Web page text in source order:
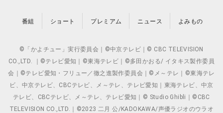
番組 ショート プレミアム ニュース よみもの
©「かよチュー」実行委員会｜©中京テレビ｜© CBC TELEVISION
CO.,LTD. ｜©テレビ愛知｜©東海テレビ｜©多田かおる/ イタキス製作委員
会｜©テレビ愛知・フリュー／徹之進製作委員会｜©メ～テレ｜©東海テレ
ビ、中京テレビ、CBCテレビ、メ～テレ、テレビ愛知｜東海テレビ、中京
テレビ、CBCテレビ、メ～テレ、テレビ愛知｜© Studio Ghibli｜©CBC
TELEVISION CO.,LTD.｜©2023 二月 公/KADOKAWA/声優ラジオのウラオ